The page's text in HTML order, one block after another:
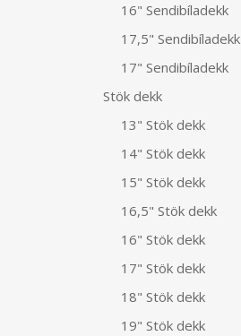
16" Sendibíladekk
17,5" Sendibíladekk
17" Sendibíladekk
Stök dekk
13" Stök dekk
14" Stök dekk
15" Stök dekk
16,5" Stök dekk
16" Stök dekk
17" Stök dekk
18" Stök dekk
19" Stök dekk